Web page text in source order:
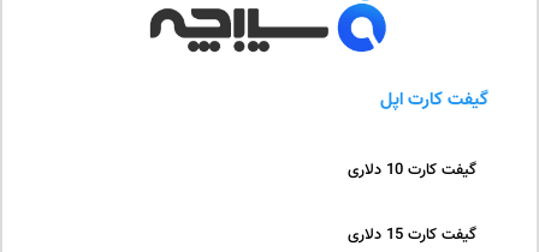
گیفت کارت اپل
گیفت کارت 10 دلاری
گیفت کارت 15 دلاری